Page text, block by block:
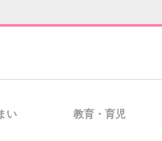
い 教育・育児